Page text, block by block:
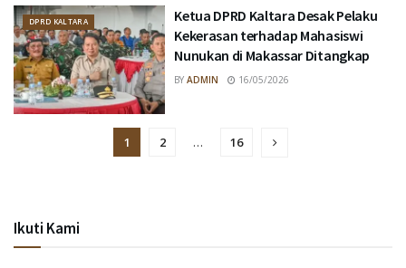
DPRD KALTARA
Ketua DPRD Kaltara Desak Pelaku
Kekerasan terhadap Mahasiswi
Nunukan di Makassar Ditangkap
BY ADMIN 16/05/2026
1 2 … 16
Ikuti Kami